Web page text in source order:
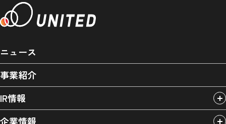
ニュース
事業紹介
IR情報
企業情報